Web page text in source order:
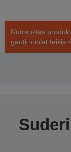
Nutrauktas
gauti nuolat